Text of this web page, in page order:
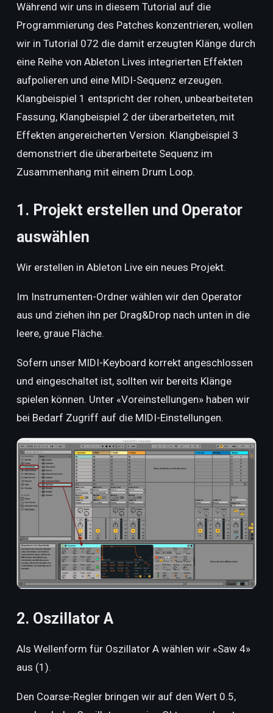
Während wir uns in diesem Tutorial auf die
Programmierung des Patches konzentrieren, wollen
wir in Tutorial 072 die damit erzeugten Klänge durch
eine Reihe von Ableton Lives integrierten Effekten
aufpolieren und eine MIDI-Sequenz erzeugen.
Klangbeispiel 1 entspricht der rohen, unbearbeiteten
Fassung, Klangbeispiel 2 der überarbeiteten, mit
Effekten angereicherten Version. Klangbeispiel 3
demonstriert die überarbeitete Sequenz im
Zusammenhang mit einem Drum Loop.
1. Projekt erstellen und Operator
auswählen
Wir erstellen in Ableton Live ein neues Projekt.
Im Instrumenten-Ordner wählen wir den Operator
aus und ziehen ihn per Drag&Drop nach unten in die
leere, graue Fläche.
Sofern unser MIDI-Keyboard korrekt angeschlossen
und eingeschaltet ist, sollten wir bereits Klänge
spielen können. Unter «Voreinstellungen» haben wir
bei Bedarf Zugriff auf die MIDI-Einstellungen.
2. Oszillator A
Als Wellenform für Oszillator A wählen wir «Saw 4»
aus (1).
Den Coarse-Regler bringen wir auf den Wert 0.5,